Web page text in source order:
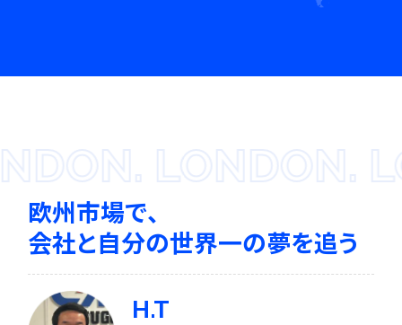
欧州市場で、
会社と自分の世界一の夢を追う
H.T